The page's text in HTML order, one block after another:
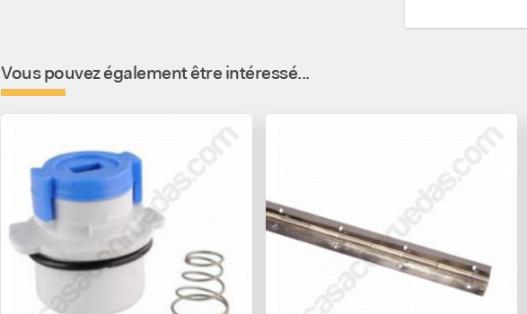
Vous pouvez également être intéressé...